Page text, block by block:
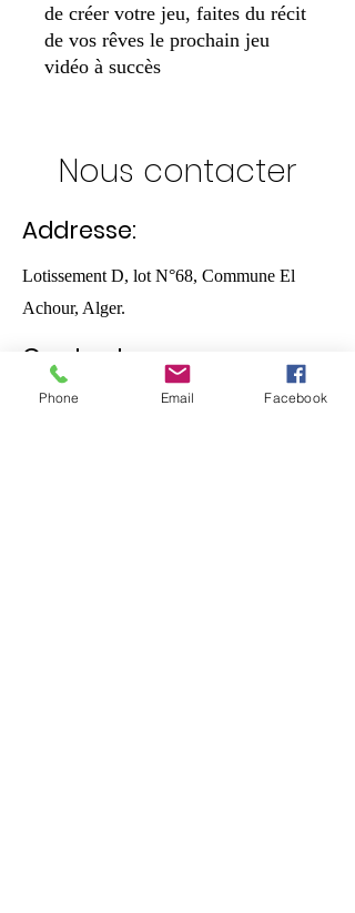
de créer votre jeu, faites du récit
de vos rêves le prochain jeu
vidéo à succès
Nous contacter
Addresse:
Lotissement D, lot N°68, Commune El
Achour, Alger.
Contact:
05.55.52.28.70
Phone Email Facebook